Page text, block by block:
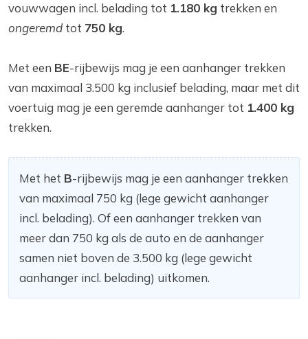
vouwwagen incl. belading tot 1.180 kg trekken en
ongeremd tot 750 kg.
Met een BE-rijbewijs mag je een aanhanger trekken
van maximaal 3.500 kg inclusief belading, maar met dit
voertuig mag je een geremde aanhanger tot 1.400 kg
trekken.
Met het B-rijbewijs mag je een aanhanger trekken
van maximaal 750 kg (lege gewicht aanhanger
incl. belading). Of een aanhanger trekken van
meer dan 750 kg als de auto en de aanhanger
samen niet boven de 3.500 kg (lege gewicht
aanhanger incl. belading) uitkomen.